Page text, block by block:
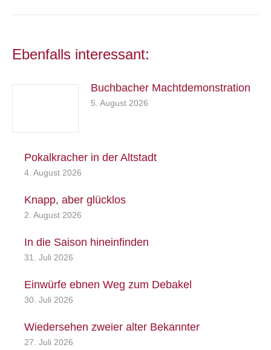
Ebenfalls interessant:
Buchbacher Machtdemonstration
5. August 2026
Pokalkracher in der Altstadt
4. August 2026
Knapp, aber glücklos
2. August 2026
In die Saison hineinfinden
31. Juli 2026
Einwürfe ebnen Weg zum Debakel
30. Juli 2026
Wiedersehen zweier alter Bekannter
27. Juli 2026